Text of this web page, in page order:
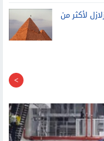
لأكثر من